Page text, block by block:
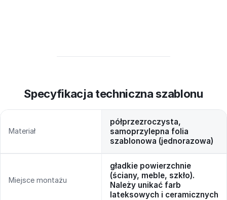
Specyfikacja techniczna szablonu
Materiał
półprzezroczysta,
samoprzylepna folia
szablonowa (jednorazowa)
Miejsce montażu
gładkie powierzchnie
(ściany, meble, szkło).
Należy unikać farb
lateksowych i ceramicznych